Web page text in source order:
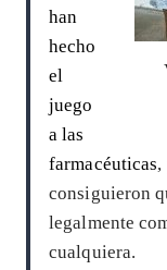
han
hecho
el
juego
a las
farmacéuticas,
consiguieron
legalmente
cualquiera.